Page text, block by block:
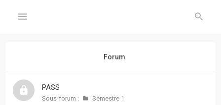
Inscription
Forum
PASS
Sous-forum :
Semestre 1